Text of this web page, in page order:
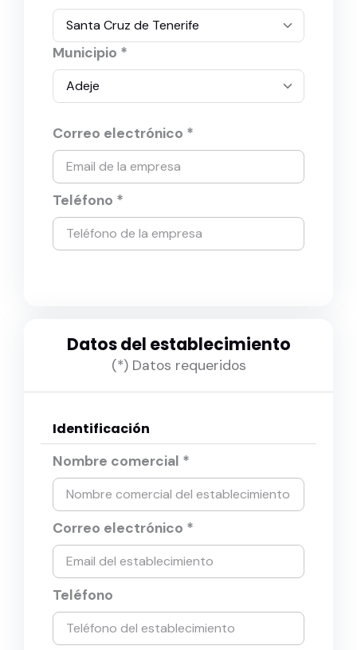
Municipio *
Correo electrónico *
Teléfono *
Datos del establecimiento
(*) Datos requeridos
Identificación
Nombre comercial *
Correo electrónico *
Teléfono